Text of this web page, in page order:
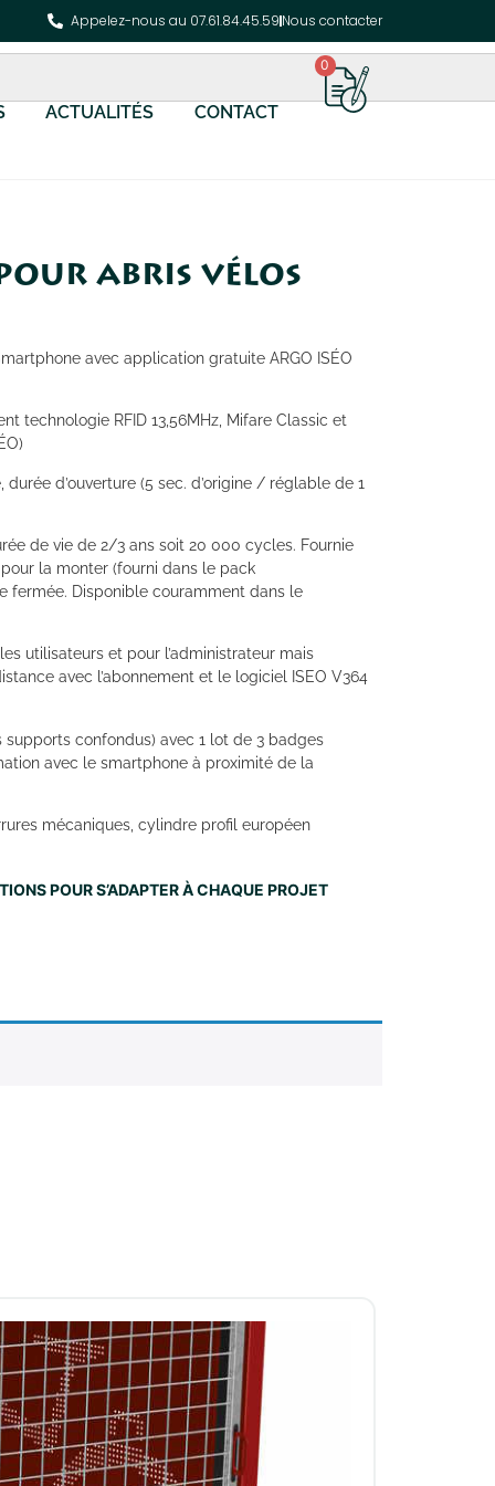
Appelez-nous au 07.61.84.45.59 Nous contacter
ACTUALITÉS CONTACT
0
abris vélos
avec application gratuite ARGO ISÉO
technologie RFID 13,56MHz, Mifare Classic et
d’ouverture (5 sec. d’origine / réglable de 1
de vie de 2/3 ans soit 20 000 cycles. Fournie
la monter (fourni dans le pack
fermée. Disponible couramment dans le
utilisateurs et pour l’administrateur mais
avec l’abonnement et le logiciel ISEO V364
confondus) avec 1 lot de 3 badges
avec le smartphone à proximité de la
mécaniques, cylindre profil européen
POUR S’ADAPTER À CHAQUE PROJET